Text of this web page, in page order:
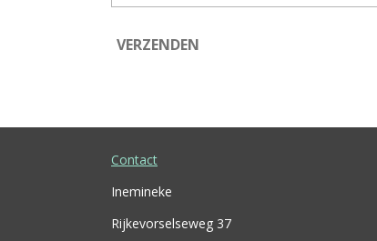
VERZENDEN
Contact
Inemineke
Rijkevorselseweg 37